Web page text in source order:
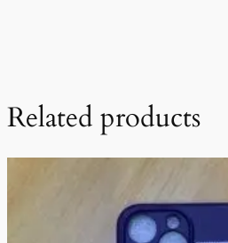
Related products